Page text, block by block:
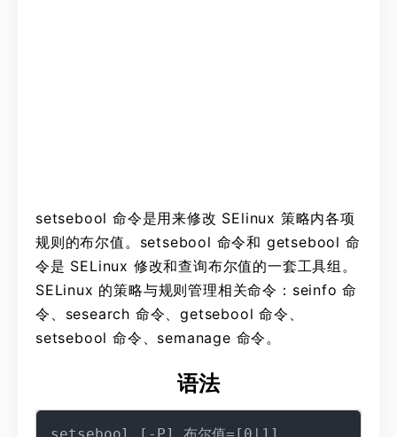
setsebool 命令是用来修改 SElinux 策略内各项
规则的布尔值。setsebool 命令和 getsebool 命
令是 SELinux 修改和查询布尔值的一套工具组。
SELinux 的策略与规则管理相关命令：seinfo 命
令、sesearch 命令、getsebool 命令、
setsebool 命令、semanage 命令。
语法